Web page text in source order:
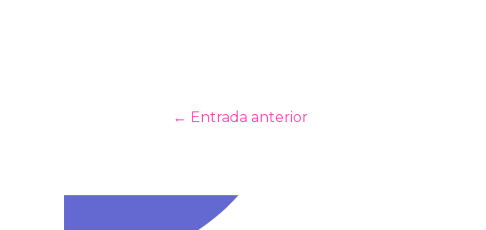
← Entrada anterior